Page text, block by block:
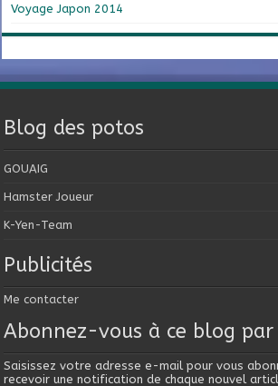
Voyage Japon 2014
Blog des potos
GOUAIG
Hamster Joueur
K-Yen-Team
Publicités
Me contacter
Abonnez-vous à ce blog
Saisissez votre adresse e-mail pour vous
recevoir une notification de chaque nouvel